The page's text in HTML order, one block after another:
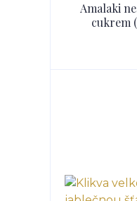
Amalaki
cukrem